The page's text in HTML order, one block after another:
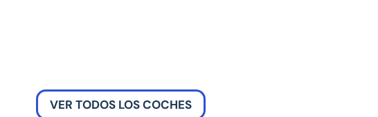
VER TODOS LOS COCHES